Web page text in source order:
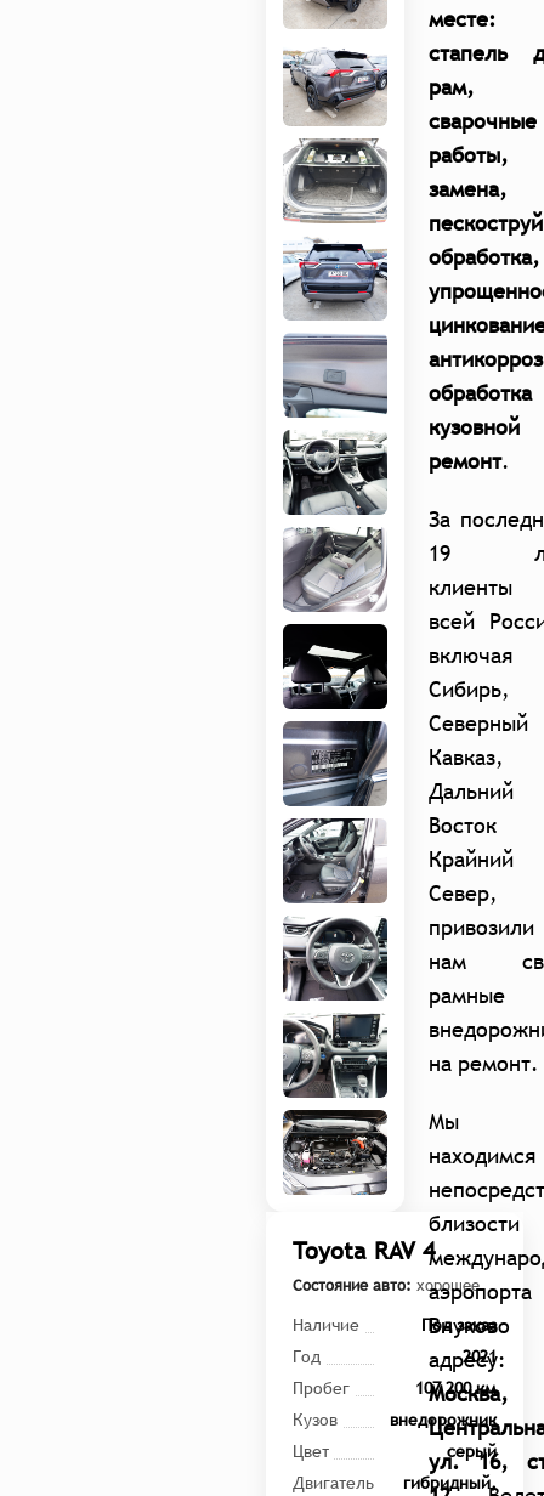
Toyota RAV 4
Состояние авто: хорошее
Наличие
Под заказ
Год
2021
Пробег
107 200 км
Кузов
внедорожник
Цвет
серый
Двигатель
гибридный,
месте:
стапель
рам,
сварочные
работы,
замена,
обработка,
кузовной
ремонт.
За
19
клиенты
всей
включая
Сибирь,
Северный
Кавказ,
Дальний
Крайний
Север,
нам
рамные
на ремонт.
Мы
близости
аэропорта
Внуково
Москва,
ул. 16,